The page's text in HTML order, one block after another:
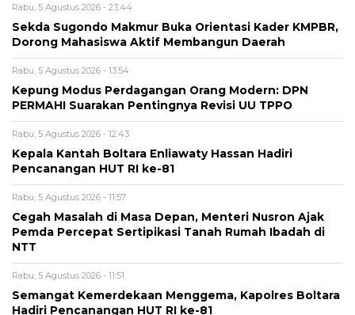
Rabu, 5 Agustus 2026 - 23:44
Sekda Sugondo Makmur Buka Orientasi Kader KMPBR,
Dorong Mahasiswa Aktif Membangun Daerah
Rabu, 5 Agustus 2026 - 13:54
Kepung Modus Perdagangan Orang Modern: DPN
PERMAHI Suarakan Pentingnya Revisi UU TPPO
Rabu, 5 Agustus 2026 - 12:43
‎Kepala Kantah Boltara Enliawaty Hassan Hadiri
Pencanangan HUT RI ke-81
Rabu, 5 Agustus 2026 - 11:57
Cegah Masalah di Masa Depan, Menteri Nusron Ajak
Pemda Percepat Sertipikasi Tanah Rumah Ibadah di
NTT
Rabu, 5 Agustus 2026 - 11:51
‎Semangat Kemerdekaan Menggema, Kapolres Boltara
Hadiri Pencanangan HUT RI ke-81